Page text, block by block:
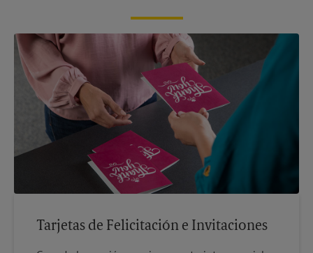
Tarjetas de Felicitación e Invitaciones